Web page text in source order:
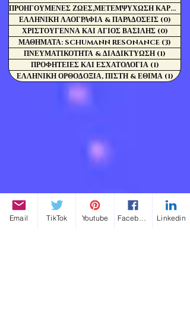
ΠΡΟΗΓΟΥΜΕΝΕΣ ΖΩΕΣ,ΜΕΤΕΜΨΥΧΩΣΗ ΚΑΡΜΑ
ΕΛΛΗΝΙΚΗ ΛΑΟΓΡΑΦΙΑ & ΠΑΡΑΔΟΣΕΙΣ (0)
ΧΡΙΣΤΟΥΓΕΝΝΑ ΚΑΙ ΑΓΙΟΣ ΒΑΣΙΛΗΣ (0)
ΜΑΘΗΜΑΤΑ: SCHUMANN RESONANCE (3)
ΠΝΕΥΜΑΤΙΚΟΤΗΤΑ & ΔΙΑΔΙΚΤΥΩΣΗ (1)
ΠΡΟΦΗΤΕΙΕΣ ΚΑΙ ΕΣΧΑΤΟΛΟΓΙΑ (1)
ΕΛΛΗΝΙΚΗ ΟΡΘΟΔΟΞΙΑ, ΠΙΣΤΗ & ΕΘΙΜΑ (1) 1
Email TikTok Youtube Linkedin